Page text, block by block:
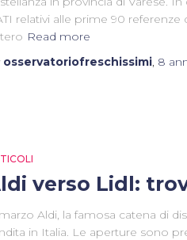
relativi alle prime 90
Read more
osservatoriofreschissimi, 8
verso Lidl:
marzo Aldi, la famosa catena di
in Italia. Le aperture sono